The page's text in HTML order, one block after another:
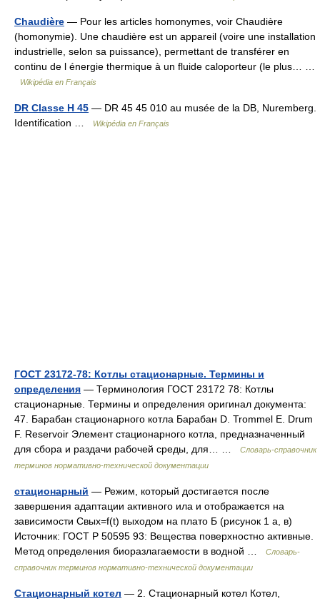
Chaudière — Pour les articles homonymes, voir Chaudière
(homonymie). Une chaudière est un appareil (voire une installation
industrielle, selon sa puissance), permettant de transférer en
continu de l énergie thermique à un fluide caloporteur (le plus… …
Wikipédia en Français
DR Classe H 45 — DR 45 45 010 au musée de la DB, Nuremberg.
Identification …
Wikipédia en Français
ГОСТ 23172-78: Котлы стационарные. Термины и
определения — Терминология ГОСТ 23172 78: Котлы
стационарные. Термины и определения оригинал документа:
47. Барабан стационарного котла Барабан D. Trommel E. Drum
F. Reservoir Элемент стационарного котла, предназначенный
для сбора и раздачи рабочей среды, для… …
Словарь-справочник
терминов нормативно-технической документации
стационарный — Режим, который достигается после
завершения адаптации активного ила и отображается на
зависимости Свых=f(t) выходом на плато Б (рисунок 1 а, в)
Источник: ГОСТ Р 50595 93: Вещества поверхностно активные.
Метод определения биоразлагаемости в водной …
Словарь-
справочник терминов нормативно-технической документации
Стационарный котел — 2. Стационарный котел Котел,